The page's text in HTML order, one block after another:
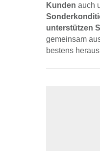
Kunden auch
unterstützen
gemeinsam
bestens